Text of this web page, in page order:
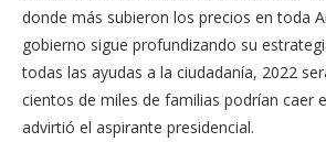
donde más subieron los precios en toda
gobierno sigue profundizando su
todas las ayudas a la ciudadanía, 2022
cientos de miles de familias podrían caer
advirtió el aspirante presidencial.